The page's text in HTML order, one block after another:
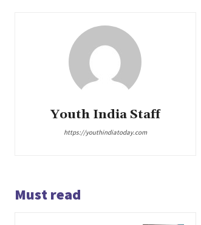
Youth India Staff
https://youthindiatoday.com
Must read